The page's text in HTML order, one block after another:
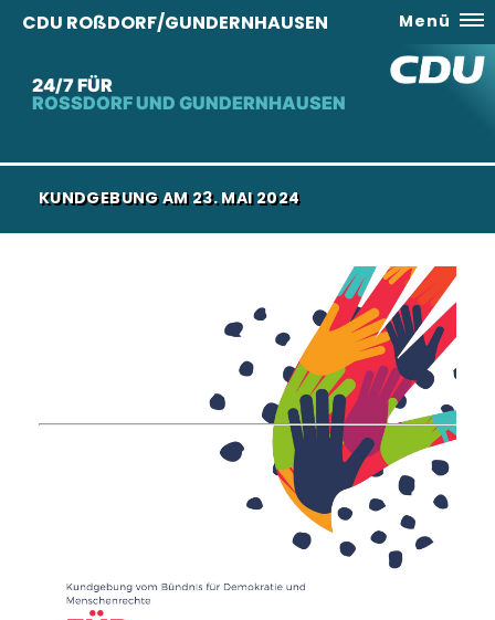
24/7 FÜR
ROSSDORF UND GUNDERNHAUSEN
CDU ROßDORF/GUNDERNHAUSEN Menü
KUNDGEBUNG AM 23. MAI 2024